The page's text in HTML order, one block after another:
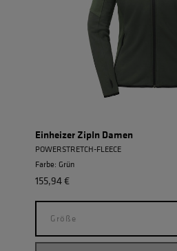
Einheizer ZipIn Damen
POWERSTRETCH-FLEECE
Farbe: Grün
155,94 €
Größe